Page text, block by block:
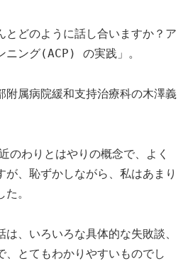
どのように話し合いますか？ア
ニング(ACP) の実践」。
属病院緩和支持治療科の木澤義
のわりとはやりの概念で、よく
が、恥ずかしながら、私はあまり
。
は、いろいろな具体的な失敗談、
、とてもわかりやすいものでし